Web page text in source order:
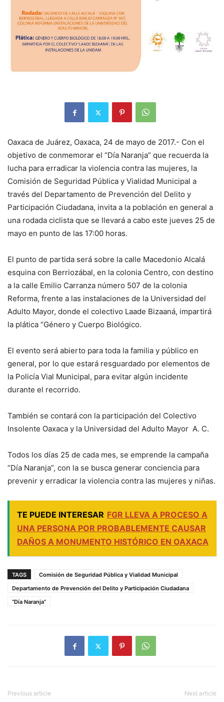
Oaxaca de Juárez, Oaxaca, 24 de mayo de 2017.- Con el
objetivo de conmemorar el “Día Naranja” que recuerda la
lucha para erradicar la violencia contra las mujeres, la
Comisión de Seguridad Pública y Vialidad Municipal a
través del Departamento de Prevención del Delito y
Participación Ciudadana, invita a la población en general a
una rodada ciclista que se llevará a cabo este jueves 25 de
mayo en punto de las 17:00 horas.
El punto de partida será sobre la calle Macedonio Alcalá
esquina con Berriozábal, en la colonia Centro, con destino
a la calle Emilio Carranza número 507 de la colonia
Reforma, frente a las instalaciones de la Universidad del
Adulto Mayor, donde el colectivo Laade Bizaaná, impartirá
la plática “Género y Cuerpo Biológico.
El evento será abierto para toda la familia y público en
general, por lo que estará resguardado por elementos de
la Policía Vial Municipal, para evitar algún incidente
durante el recorrido.
También se contará con la participación del Colectivo
Insolente Oaxaca y la Universidad del Adulto Mayor A. C.
Todos los días 25 de cada mes, se emprende la campaña
“Día Naranja”, con la se busca generar conciencia para
prevenir y erradicar la violencia contra las mujeres y niñas.
TE PUEDE INTERESAR FGR LLEVA A PROCESO A
UNA PERSONA POR PROBABLEMENTE CAUSAR
DAÑOS A MONUMENTO HISTÓRICO EN OAXACA
TAGS
Comisión de Seguridad Pública y Vialidad Municipal
Departamento de Prevención del Delito y Participación Ciudadana
“Día Naranja”
Previous article Next article